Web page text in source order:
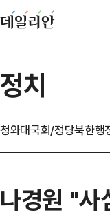
정치
청와대국회/정당북한행
나경원 "사